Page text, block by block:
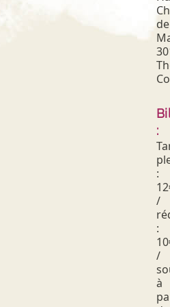
de
:
:
/
:
/
à